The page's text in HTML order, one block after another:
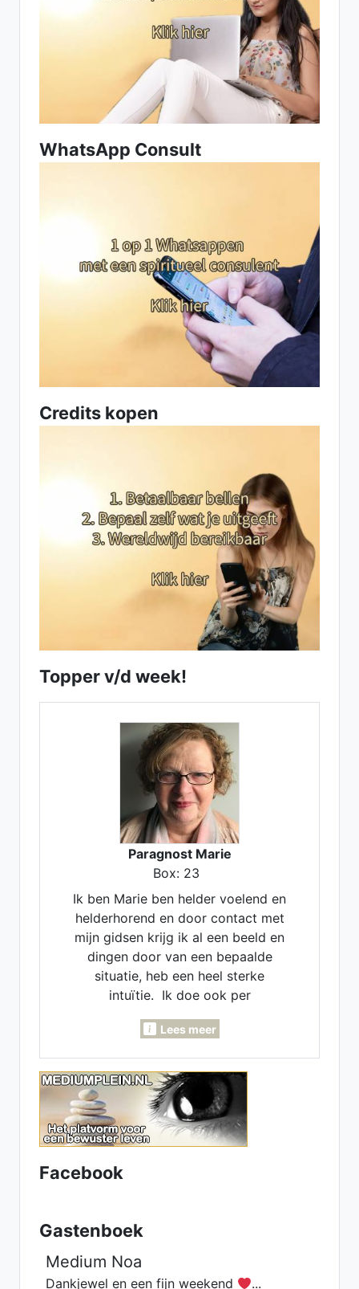
WhatsApp Consult
Credits kopen
Topper v/d week!
Paragnost Marie
Box: 23
Ik ben Marie ben helder voelend en
helderhorend en door contact met
mijn gidsen krijg ik al een beeld en
dingen door van een bepaalde
situatie, heb een heel sterke
intuïtie. Ik doe ook per
kan voor je pendelen, invoelen,
inzichtkaarten voor je leggen. Ook
voor verleden - heden en
toekomst. Heb een luisterend oor.
samen komen we er wel uit.
Lees meer
Facebook
Gastenboek
Medium Noa
Dankjewel en een fijn weekend
...